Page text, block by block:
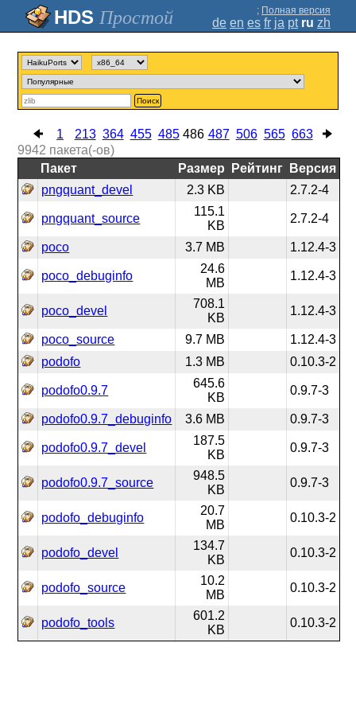
Простой ; Полная версия
de en es fr ja pt ru zh
Поиск
1 213 364 455 485 486 487 506 565 663
9942 пакета(-ов)
Пакет
Размер Рейтинг
Версия
pngquant_devel
2.3 KB 2.7.2-4
pngquant_source
115.1
KB
2.7.2-4
poco 3.7 MB 1.12.4-3
poco_debuginfo
24.6
MB
1.12.4-3
poco_devel
708.1
KB
1.12.4-3
poco_source 9.7 MB
1.12.4-3
podofo
1.3 MB 0.10.3-2
podofo0.9.7
645.6
KB
0.9.7-3
podofo0.9.7_debuginfo 3.6 MB 0.9.7-3
podofo0.9.7_devel
187.5
KB
0.9.7-3
podofo0.9.7_source
948.5
KB
0.9.7-3
podofo_debuginfo
20.7
MB
0.10.3-2
podofo_devel
134.7
KB
0.10.3-2
podofo_source
10.2
MB
0.10.3-2
podofo_tools
601.2
KB
0.10.3-2